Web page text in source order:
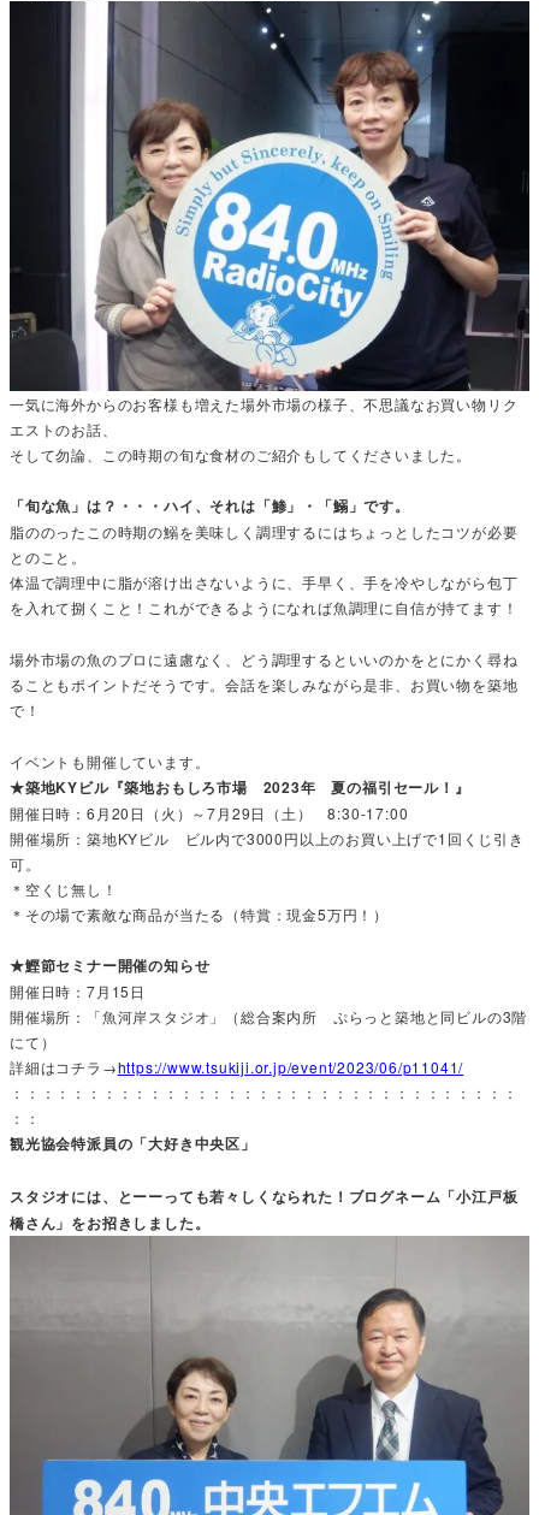
一気に海外からのお客様も増えた場外市場の様子、不思議なお買い物リク
エストのお話、
そして勿論、この時期の旬な食材のご紹介もしてくださいました。
「旬な魚」は？・・・ハイ、それは「鯵」・「鰯」です。
脂ののったこの時期の鰯を美味しく調理するにはちょっとしたコツが必要
とのこと。
体温で調理中に脂が溶け出さないように、手早く、手を冷やしながら包丁
を入れて捌くこと！これができるようになれば魚調理に自信が持てます！
場外市場の魚のプロに遠慮なく、どう調理するといいのかをとにかく尋ね
ることもポイントだそうです。会話を楽しみながら是非、お買い物を築地
で！
イベントも開催しています。
★築地KYビル『築地おもしろ市場 2023年 夏の福引セール！』
開催日時：6月20日（火）～7月29日（土） 8:30-17:00
開催場所：築地KYビル ビル内で3000円以上のお買い上げで1回くじ引き
可。
＊空くじ無し！
＊その場で素敵な商品が当たる（特賞：現金5万円！）
★鰹節セミナー開催の知らせ
開催日時：7月15日
開催場所：「魚河岸スタジオ」（総合案内所 ぷらっと築地と同ビルの3階
にて）
詳細はコチラ→https://www.tsukiji.or.jp/event/2023/06/p11041/
：：：：：：：：：：：：：：：：：：：：：：：：：：：：：：：：：
：：
観光協会特派員の「大好き中央区」
スタジオには、とーーっても若々しくなられた！ブログネーム「小江戸板
橋さん」をお招きしました。